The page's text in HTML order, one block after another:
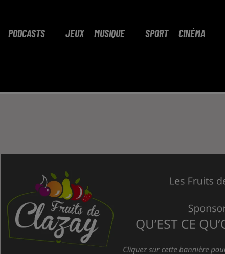
PODCASTS JEUX MUSIQUE SPORT CINÉMA